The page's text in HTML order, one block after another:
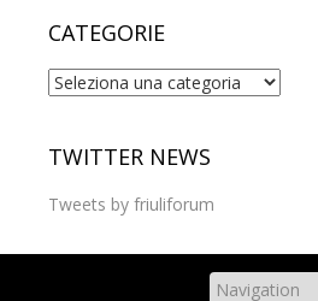
CATEGORIE
Categorie
TWITTER NEWS
Tweets by friuliforum